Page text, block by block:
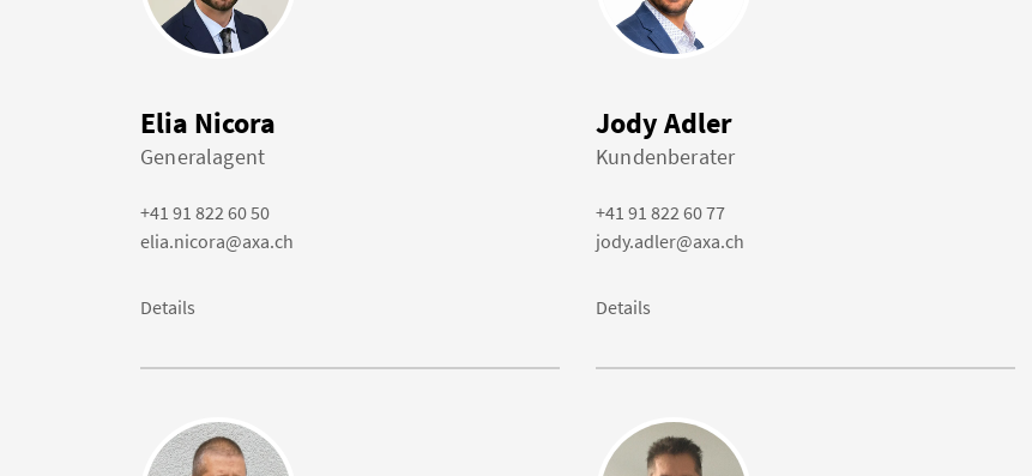
Elia Nicora
Generalagent
+41 91 822 60 50
elia.nicora@axa.ch
Details
Jody Adler
Kundenberater
+41 91 822 60 77
jody.adler@axa.ch
Details